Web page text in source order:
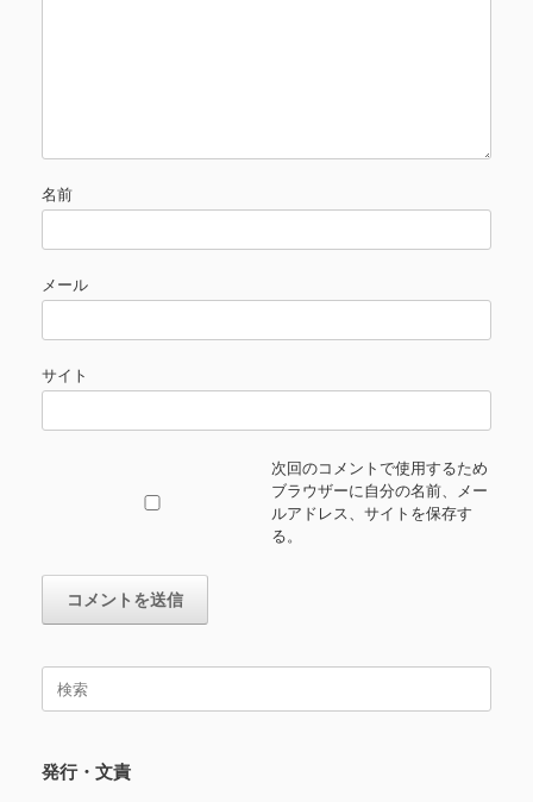
名前
メール
サイト
次回のコメントで使用するため
ブラウザーに自分の名前、メー
ルアドレス、サイトを保存す
る。
検
発行・文責